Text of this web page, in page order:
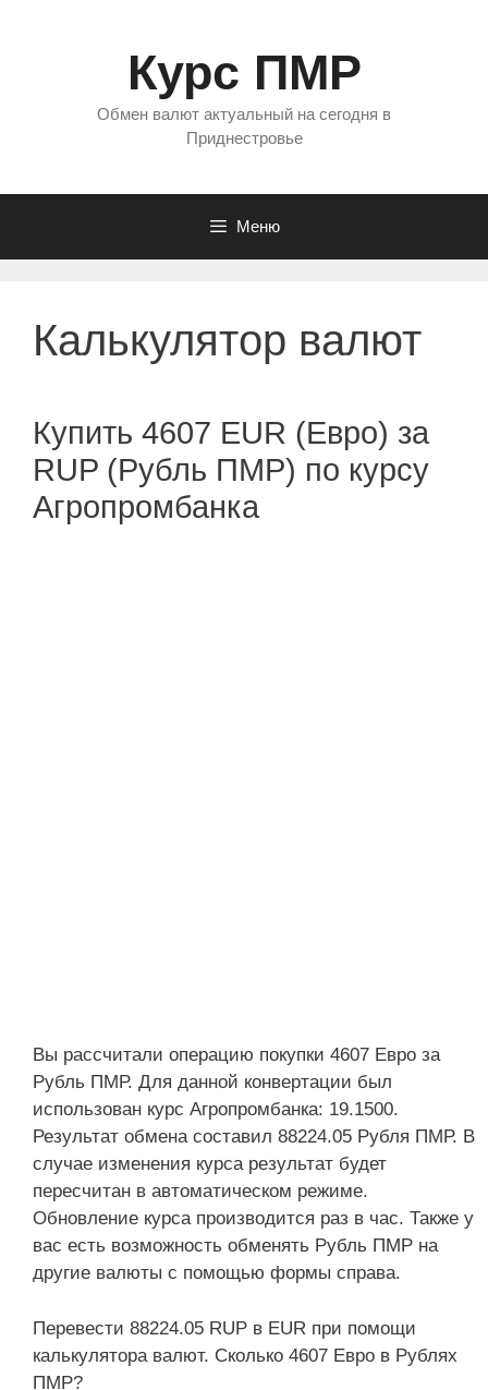
Курс ПМР
Обмен валют актуальный на сегодня в
Приднестровье
Меню
Калькулятор валют
Купить 4607 EUR (Евро) за
RUP (Рубль ПМР) по курсу
Агропромбанка
Вы рассчитали операцию покупки 4607 Евро за
Рубль ПМР. Для данной конвертации был
использован курс Агропромбанка: 19.1500.
Результат обмена составил 88224.05 Рубля ПМР. В
случае изменения курса результат будет
пересчитан в автоматическом режиме.
Обновление курса производится раз в час. Также у
вас есть возможность обменять Рубль ПМР на
другие валюты с помощью формы справа.
Перевести 88224.05 RUP в EUR при помощи
калькулятора валют. Сколько 4607 Евро в Рублях
ПМР?